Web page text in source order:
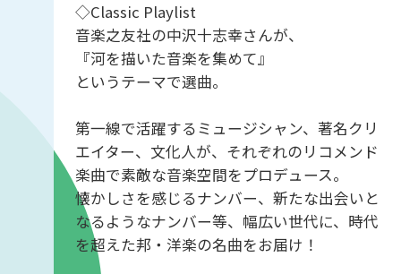
◇Classic Playlist
音楽之友社の中沢十志幸さんが、
『河を描いた音楽を集めて』
というテーマで選曲。
第一線で活躍するミュージシャン、著名クリ
エイター、文化人が、それぞれのリコメンド
楽曲で素敵な音楽空間をプロデュース。
懐かしさを感じるナンバー、新たな出会いと
なるようなナンバー等、幅広い世代に、時代
を超えた邦・洋楽の名曲をお届け！